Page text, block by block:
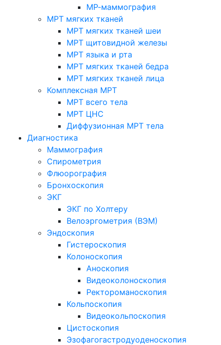
МР-маммография
МРТ мягких тканей
МРТ мягких тканей шеи
МРТ щитовидной железы
МРТ языка и рта
МРТ мягких тканей бедра
МРТ мягких тканей лица
Комплексная МРТ
МРТ всего тела
МРТ ЦНС
Диффузионная МРТ тела
Диагностика
Маммография
Спирометрия
Флюорография
Бронхоскопия
ЭКГ
ЭКГ по Холтеру
Велоэргометрия (ВЭМ)
Эндоскопия
Гистероскопия
Колоноскопия
Аноскопия
Видеоколоноскопия
Ректороманоскопия
Кольпоскопия
Видеокольпоскопия
Цистоскопия
Эзофагогастродуоденоскопия